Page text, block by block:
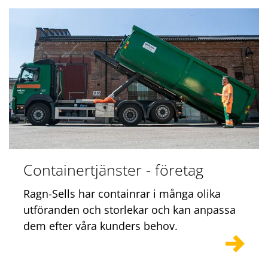
Containertjänster - företag
Ragn-Sells har containrar i många olika
utföranden och storlekar och kan anpassa
dem efter våra kunders behov.